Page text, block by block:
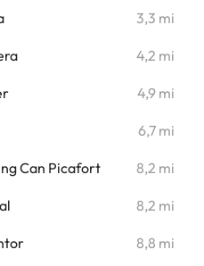
3,3 mi
4,2 mi
4,9 mi
6,7 mi
Can Picafort 8,2 mi
8,2 mi
8,8 mi